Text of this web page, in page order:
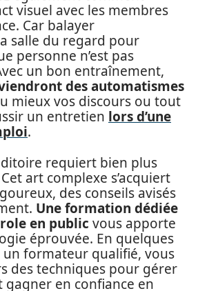
visuel avec les membres
Car balayer
salle du regard pour
personne n’est pas
un bon entraînement,
des automatismes
mieux vos discours ou tout
un entretien lors d’une
.
requiert bien plus
art complexe s’acquiert
des conseils avisés
Une formation dédiée
en public vous apporte
éprouvée. En quelques
un formateur qualifié, vous
des techniques pour gérer
gagner en confiance en